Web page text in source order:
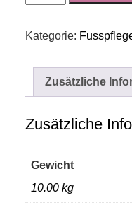
für
Menge
Kategorie:
Zusätzliche
Zusätzliche
Gewicht
10.00 kg